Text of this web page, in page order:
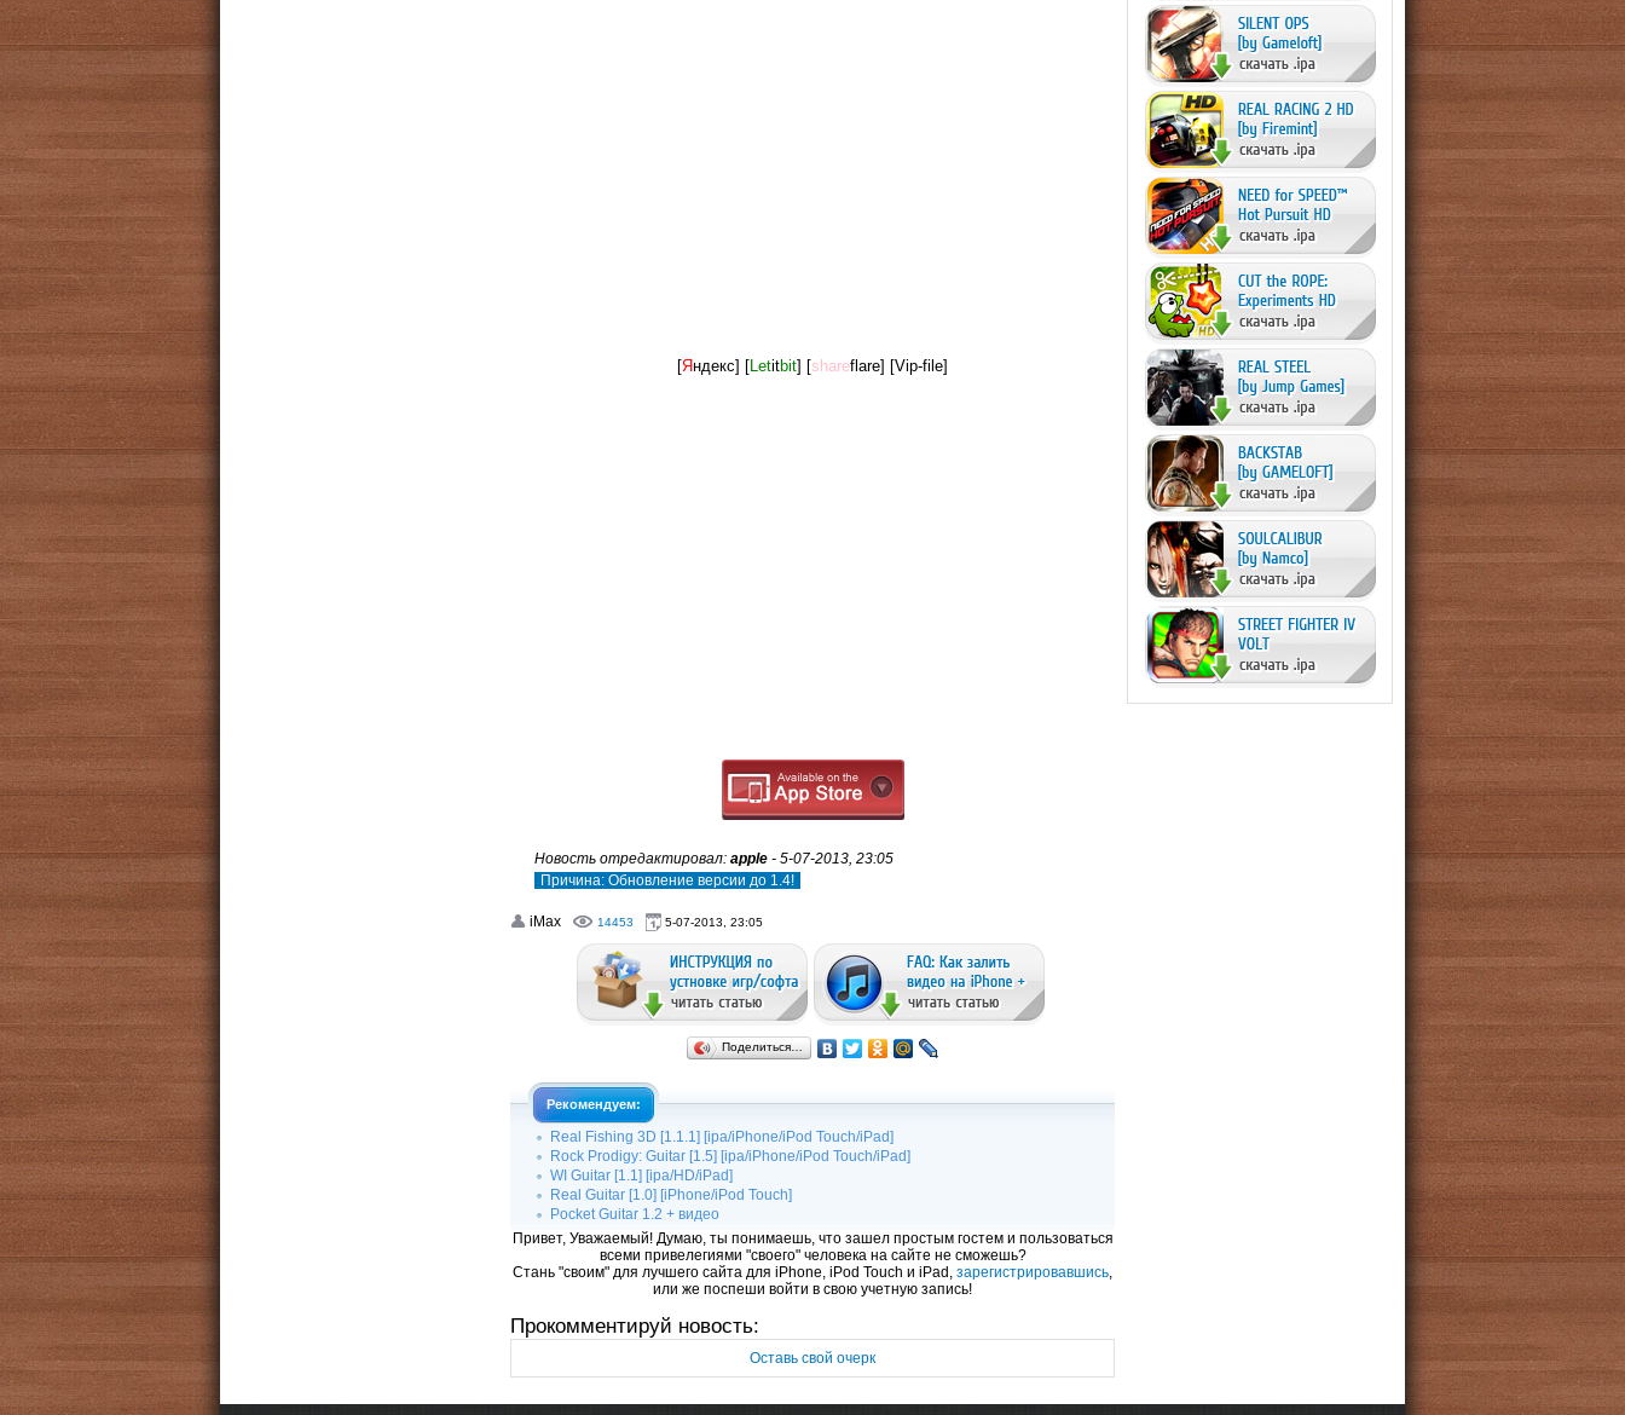
[Яндекс] [Letitbit] [shareflare] [Vip-file]
Новость отредактировал: apple - 5-07-2013, 23:05
Причина: Обновление версии до 1.4!
iMax 14453 5-07-2013, 23:05
Поделиться…
Рекомендуем:
Real Fishing 3D [1.1.1] [ipa/iPhone/iPod Touch/iPad]
Rock Prodigy: Guitar [1.5] [ipa/iPhone/iPod Touch/iPad]
WI Guitar [1.1] [ipa/HD/iPad]
Real Guitar [1.0] [iPhone/iPod Touch]
Pocket Guitar 1.2 + видео
Привет, Уважаемый! Думаю, ты понимаешь, что зашел простым гостем и пользоваться
всеми привелегиями "своего" человека на сайте не сможешь?
Стань "своим" для лучшего сайта для iPhone, iPod Touch и iPad, зарегистрировавшись,
или же поспеши войти в свою учетную запись!
Прокомментируй новость:
Оставь свой очерк